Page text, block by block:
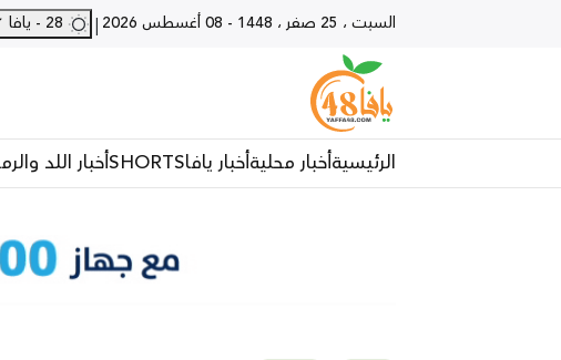
السبت ، 25 صفر ، 1448 - 08 أغسطس 2026 |
الرئيسيةأخبار محليةأخبار يافاSHORTSأخبار اللد